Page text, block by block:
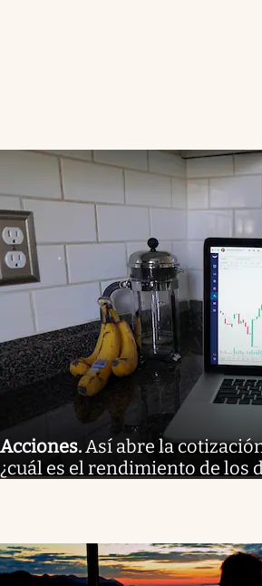
Acciones.Así abre la
¿cuál es el rendimiento de los